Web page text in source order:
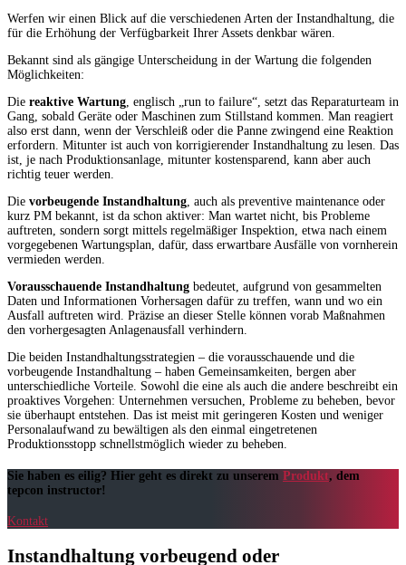
Werfen wir einen Blick auf die verschiedenen Arten der Instandhaltung, die
für die Erhöhung der Verfügbarkeit Ihrer Assets denkbar wären.
Bekannt sind als gängige Unterscheidung in der Wartung die folgenden
Möglichkeiten:
Die reaktive Wartung, englisch „run to failure“, setzt das Reparaturteam in
Gang, sobald Geräte oder Maschinen zum Stillstand kommen. Man reagiert
also erst dann, wenn der Verschleiß oder die Panne zwingend eine Reaktion
erfordern. Mitunter ist auch von korrigierender Instandhaltung zu lesen. Das
ist, je nach Produktionsanlage, mitunter kostensparend, kann aber auch
richtig teuer werden.
Die vorbeugende Instandhaltung, auch als preventive maintenance oder
kurz PM bekannt, ist da schon aktiver: Man wartet nicht, bis Probleme
auftreten, sondern sorgt mittels regelmäßiger Inspektion, etwa nach einem
vorgegebenen Wartungsplan, dafür, dass erwartbare Ausfälle von vornherein
vermieden werden.
Vorausschauende Instandhaltung bedeutet, aufgrund von gesammelten
Daten und Informationen Vorhersagen dafür zu treffen, wann und wo ein
Ausfall auftreten wird. Präzise an dieser Stelle können vorab Maßnahmen
den vorhergesagten Anlagenausfall verhindern.
Die beiden Instandhaltungsstrategien – die vorausschauende und die
vorbeugende Instandhaltung – haben Gemeinsamkeiten, bergen aber
unterschiedliche Vorteile. Sowohl die eine als auch die andere beschreibt ein
proaktives Vorgehen: Unternehmen versuchen, Probleme zu beheben, bevor
sie überhaupt entstehen. Das ist meist mit geringeren Kosten und weniger
Personalaufwand zu bewältigen als den einmal eingetretenen
Produktionsstopp schnellstmöglich wieder zu beheben.
Sie haben es eilig? Hier geht es direkt zu unserem Produkt, dem
tepcon instructor!
Kontakt
Instandhaltung vorbeugend oder